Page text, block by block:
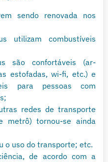
sendo renovada nos
utilizam combustíveis
são confortáveis (ar-
estofadas, wi-fi, etc.) e
para pessoas com
redes de transporte
metrô) tornou-se ainda
o uso do transporte; etc.
de acordo com a